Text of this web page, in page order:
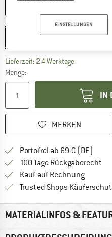
15 m - 5 cm
15 m - 5 cm
Lieferzeit: 2-4 WerktageDer Link
Menge:
IN
MERKEN
Portofrei ab 69 € (DE)
100 Tage Rückgaberecht
Kauf auf RechnungFinde
Trusted Shops
MATERIALINFOS &
EINSTELLUNGEN